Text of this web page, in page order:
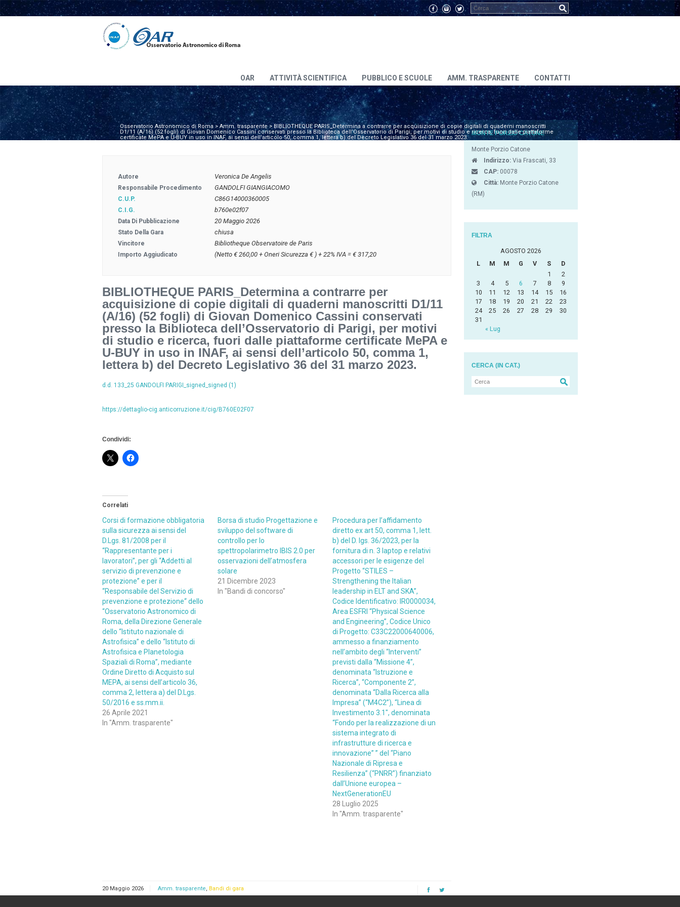
OAR ATTIVITÀ SCIENTIFICA PUBBLICO E SCUOLE AMM. TRASPARENTE CONTATTI
Osservatorio Astronomico di Roma> Amm. trasparente>BIBLIOTHEQUE PARIS_Determina a contrarre per acquisizione di copie digitali di quaderni manoscritti
D1/11 (A/16) (52 fogli) di Giovan Domenico Cassini conservati presso la Biblioteca dell’Osservatorio di Parigi, per motivi di studio e ricerca, fuori dalle piattaforme
certificate MePA e U-BUY in uso in INAF, ai sensi dell’articolo 50, comma 1, lettera b) del Decreto Legislativo 36 del 31 marzo 2023.
Autore Veronica De Angelis
Responsabile Procedimento GANDOLFI GIANGIACOMO
C.U.P. C86G14000360005
C.I.G. b760e02f07
Data Di Pubblicazione 20 Maggio 2026
Stato Della Gara chiusa
Vincitore Bibliotheque Observatoire de Paris
Importo Aggiudicato (Netto € 260,00 + Oneri Sicurezza € ) + 22% IVA = € 317,20
BIBLIOTHEQUE PARIS_Determina a contrarre per
acquisizione di copie digitali di quaderni manoscritti D1/11
(A/16) (52 fogli) di Giovan Domenico Cassini conservati
presso la Biblioteca dell’Osservatorio di Parigi, per motivi
di studio e ricerca, fuori dalle piattaforme certificate MePA e
U-BUY in uso in INAF, ai sensi dell’articolo 50, comma 1,
lettera b) del Decreto Legislativo 36 del 31 marzo 2023.
d.d. 133_25 GANDOLFI PARIGI_signed_signed (1)
https://dettaglio-cig.anticorruzione.it/cig/B760E02F07
Condividi:
Correlati
Corsi di formazione obbligatoria
sulla sicurezza ai sensi del
D.Lgs. 81/2008 per il
“Rappresentante per i
lavoratori”, per gli “Addetti al
servizio di prevenzione e
protezione” e per il
“Responsabile del Servizio di
prevenzione e protezione“ dello
“Osservatorio Astronomico di
Roma, della Direzione Generale
dello “Istituto nazionale di
Astrofisica” e dello “Istituto di
Astrofisica e Planetologia
Spaziali di Roma”, mediante
Ordine Diretto di Acquisto sul
MEPA, ai sensi dell’articolo 36,
comma 2, lettera a) del D.Lgs.
50/2016 e ss.mm.ii.
26 Aprile 2021
In "Amm. trasparente"
Borsa di studio Progettazione e
sviluppo del software di
controllo per lo
spettropolarimetro IBIS 2.0 per
osservazioni dell’atmosfera
solare
21 Dicembre 2023
In "Bandi di concorso"
Procedura per l’affidamento
diretto ex art 50, comma 1, lett.
b) del D. lgs. 36/2023, per la
fornitura di n. 3 laptop e relativi
accessori per le esigenze del
Progetto “STILES –
Strengthening the Italian
leadership in ELT and SKA”,
Codice Identificativo: IR0000034,
Area ESFRI “Physical Science
and Engineering”, Codice Unico
di Progetto: C33C22000640006,
ammesso a finanziamento
nell’ambito degli “Interventi”
previsti dalla “Missione 4”,
denominata “Istruzione e
Ricerca”, “Componente 2”,
denominata “Dalla Ricerca alla
Impresa” (“M4C2”), “Linea di
Investimento 3.1″, denominata
“Fondo per la realizzazione di un
sistema integrato di
infrastrutture di ricerca e
innovazione” ” del “Piano
Nazionale di Ripresa e
Resilienza” (“PNRR”) finanziato
dall’Unione europea –
NextGenerationEU
28 Luglio 2025
In "Amm. trasparente"
20 Maggio 2026 Amm. trasparente, Bandi di gara
MONTE PORZIO CATONE
Monte Porzio Catone
Indirizzo: Via Frascati, 33
CAP: 00078
Città: Monte Porzio Catone
(RM)
FILTRA
AGOSTO 2026
L
M M G V S D
« Lug
1
2
3
4 5 6 7 8
9
10
11 12 13 14 15
16
17
18 19 20 21 22
23
24
25 26 27 28 29
30
31
CERCA (IN CAT.)